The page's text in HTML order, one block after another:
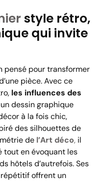
style rétro,
qui invite
pensé pour transformer
pièce. Avec ce
les influences des
dessin graphique
à la fois chic,
des silhouettes de
de l’Art déco, il
tout en évoquant les
hôtels d’autrefois. Ses
offrent un